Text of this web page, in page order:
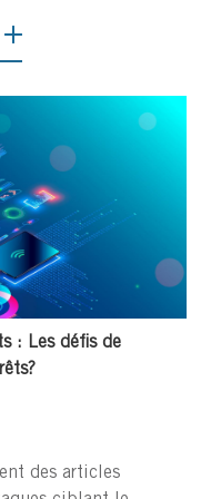
: Les défis de
des articles